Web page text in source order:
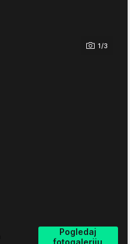
1/3
Pogledaj
fotogaleriju